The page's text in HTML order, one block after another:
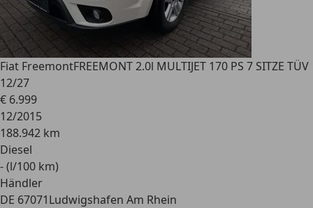
Fiat FreemontFREEMONT 2.0l MULTIJET 170 PS 7 SITZE TÜV
12/27
€ 6.999
12/2015
188.942 km
Diesel
- (l/100 km)
Händler
DE 67071Ludwigshafen Am Rhein